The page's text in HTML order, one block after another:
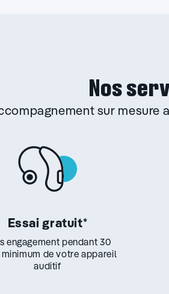
Nos
sur
Essai gratuit*
engagement pendant 30
de votre appareil
auditif